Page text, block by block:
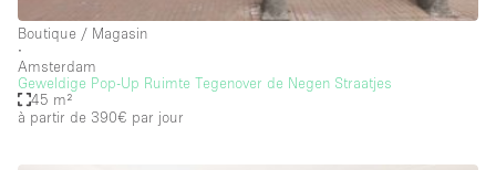
Salle de Conférence
Salle de Réunion
Salon / Festival
Boutique / Magasin
∙
Amsterdam
Geweldige Pop-Up Ruimte Tegenover de Negen Straatjes
45 m²
à partir de 390€ par jour